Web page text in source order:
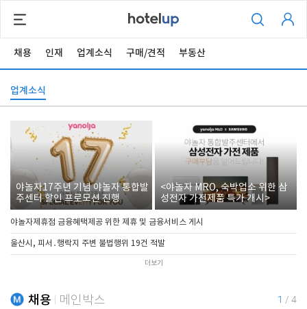
채용 인재 업계소식 구매/견적 부동산
업계소식
야놀자17주년 기념 야놀자 통합발
주센터 할인 프로모션 진행
<야놀자 MRO, 숙박업소 위한 삼
성전자 가전제품 특가 개시>
야놀자제휴점 금융혜택제공 위한 제휴 및 금융서비스 게시
울산시, 피서․행락지 주변 불법행위 19건 적발
더보기
채용 메인박스 1 / 4